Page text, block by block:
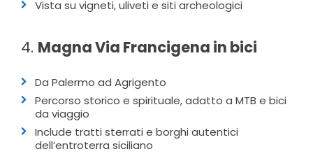
Vista su vigneti, uliveti e siti archeologici
4. Magna Via Francigena in bici
Da Palermo ad Agrigento
Percorso storico e spirituale, adatto a MTB e bici
da viaggio
Include tratti sterrati e borghi autentici
dell’entroterra siciliano